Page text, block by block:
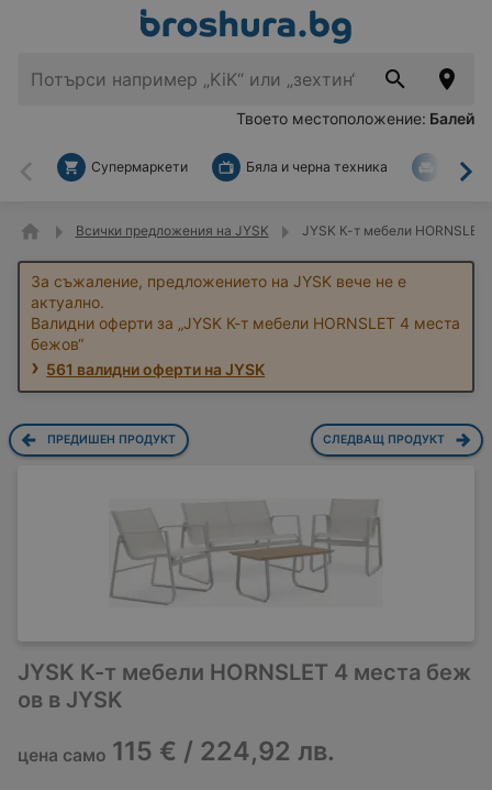
Твоето местоположение: Балей
Назад
Супермаркети Бяла и черна техника За
Всички предложения на JYSK JYSK К-т мебели
За съжаление, предложението на JYSK вече не е
актуално.
Валидни оферти за „JYSK К-т мебели HORNSLET 4 места
бежов“
561 валидни оферти на JYSK
ПРЕДИШЕН ПРОДУКТ СЛЕДВАЩ ПРОДУКТ
JYSK К-т мебели HORNSLET 4 места беж
ов в JYSK
цена само 115 € / 224,92 лв.